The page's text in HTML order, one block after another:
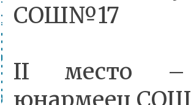
СОШ№17
II место –